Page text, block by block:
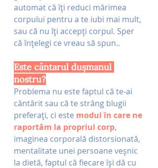
automat că îți reduci mărimea
corpului pentru a te iubi mai mult,
sau că nu îți accepți corpul. Sper
că înțelegi ce vreau să spun..
Este cântarul dușmanul
nostru?
Problema nu este faptul că te-ai
cântărit sau că te strâng blugii
preferați, ci este modul în care ne
raportăm la propriul corp,
imaginea corporală distorsionată,
mentalitate unei persoane veșnic
la dietă, faptul că fiecare își dă cu